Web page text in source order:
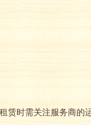
时需关注服务商的运